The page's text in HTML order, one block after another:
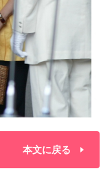
本文に戻る